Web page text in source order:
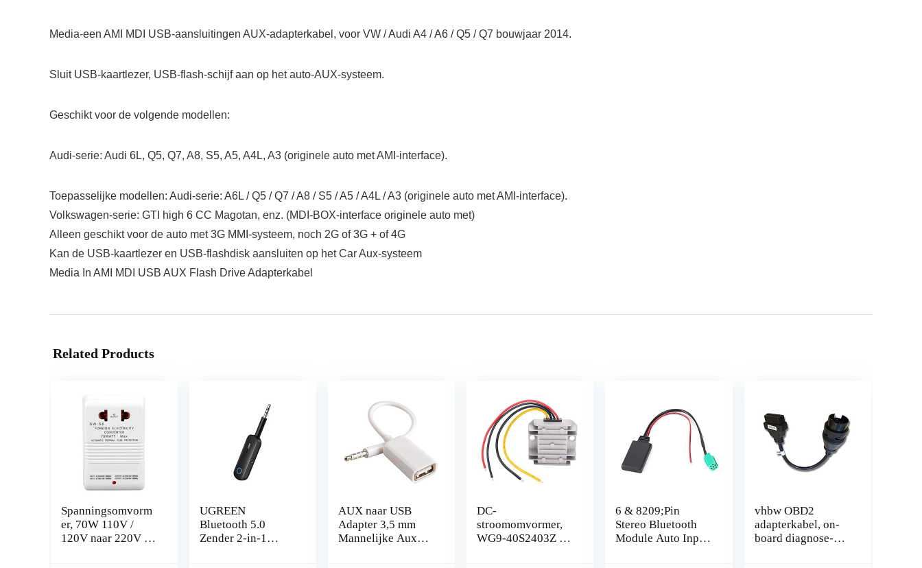
Media-een AMI MDI USB-aansluitingen AUX-adapterkabel, voor VW / Audi A4 / A6 / Q5 / Q7 bouwjaar 2014.
Sluit USB-kaartlezer, USB-flash-schijf aan op het auto-AUX-systeem.
Geschikt voor de volgende modellen:
Audi-serie: Audi 6L, Q5, Q7, A8, S5, A5, A4L, A3 (originele auto met AMI-interface).
Toepasselijke modellen: Audi-serie: A6L / Q5 / Q7 / A8 / S5 / A5 / A4L / A3 (originele auto met AMI-interface).
Volkswagen-serie: GTI high 6 CC Magotan, enz. (MDI-BOX-interface originele auto met)
Alleen geschikt voor de auto met 3G MMI-systeem, noch 2G of 3G + of 4G
Kan de USB-kaartlezer en USB-flashdisk aansluiten op het Car Aux-systeem
Media In AMI MDI USB AUX Flash Drive Adapterkabel
Related Products
Spanningsomvorm
er, 70W 110V /
120V naar 220V /
UGREEN
Bluetooth 5.0
Zender 2-in-1
AUX naar USB
Adapter 3,5 mm
Mannelijke Aux
DC-
stroomomvormer,
WG9-40S2403Z 9-
6 & 8209;Pin
Stereo Bluetooth
Module Auto Input
vhbw OBD2
adapterkabel, on-
board diagnose-